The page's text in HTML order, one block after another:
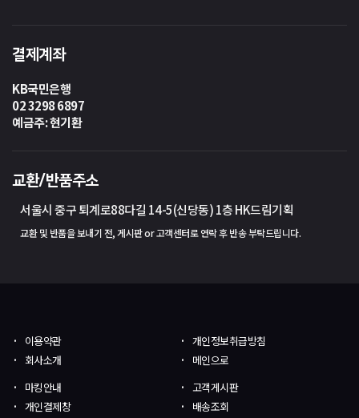
결제계좌
KB국민은행
02 3298 6897
예금주: 현기환
교환/반품주소
서울시 중구 퇴계로88다길 14-5(신당동) 1층 HK드림기획
교환 및 반품을 보내기 전, 게시판 or 고객센터로 연락 후 반송 부탁드립니다.
이용약관
개인정보취급방침
회사소개
메인으로
마킹안내
고객게시판
개인결제창
배송조회